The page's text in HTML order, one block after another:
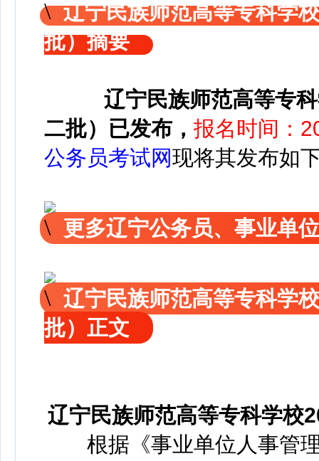
辽宁民族师范高等专科学
批）摘要
辽宁民族师范高等专
二批）已发布， 报名时间：
公务员考试网现将其发布如
更多辽宁公务员、事业单
辽宁民族师范高等专科学
批）正文
辽宁民族师范高等专科学校
根据《事业单位人事管理